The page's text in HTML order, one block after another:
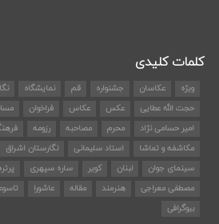
کلمات کلیدی
ویژه عکاسان جشنواره قم نمایشگاه
حجت الله عطایی
عکس عکاس فراخوان
امیر حسامی نژاد
محرم مصاحبه رزومه
مکاشفه و تماشا
استاد سلیمانی نگارستان اشراق
سینمای جوان
لبنان کویر ساره سپهری
مصطفی معراجی
هنرمند مقاله عاشورا
بیوگرافی